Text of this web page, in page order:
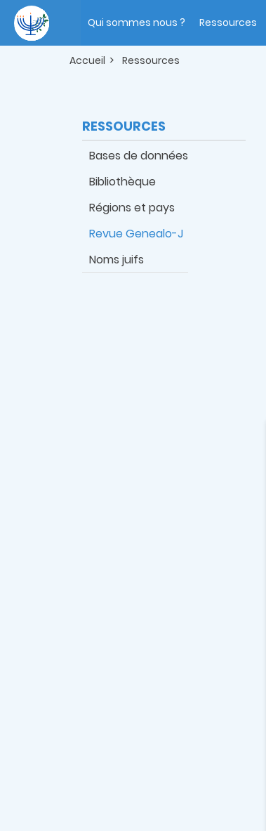
contenu
principal
navigation
Qui sommes nous ? Ressources
Accueil Ressources
RESSOURCES
Bases de données
Bibliothèque
Régions et pays
Revue Genealo-J
Noms juifs